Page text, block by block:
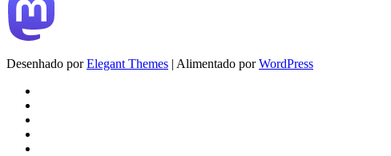
Desenhado porElegant Themes | Alimentado porWordPress